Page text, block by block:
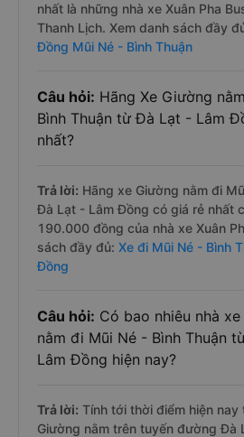
nhất là những nhà xe Xuân Pha
Thanh Lịch. Xem danh sách đầy
Đồng Mũi Né - Bình Thuận
Câu hỏi: Hãng Xe Giường
Bình Thuận từ Đà Lạt - Lâm
nhất?
Trả lời: Hãng xe Giường nằm đi
Đà Lạt - Lâm Đồng có giá rẻ nhất
190.000 đồng của nhà xe Xuân
sách đầy đủ: Xe đi Mũi Né - Bình
Đồng
Câu hỏi: Có bao nhiêu nhà
nằm đi Mũi Né - Bình Thuận
Lâm Đồng hiện nay?
Trả lời: Tính tới thời điểm hiện
Giường nằm trên tuyến đường Đà